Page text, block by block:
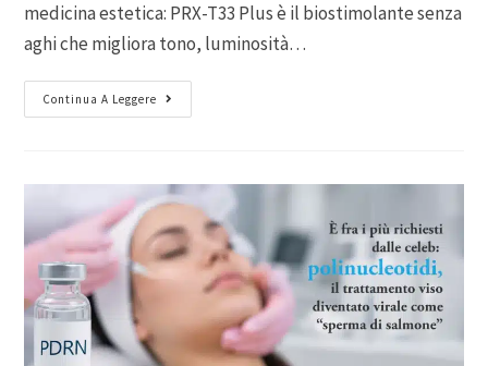
medicina estetica: PRX-T33 Plus è il biostimolante senza
aghi che migliora tono, luminosità…
Continua A Leggere